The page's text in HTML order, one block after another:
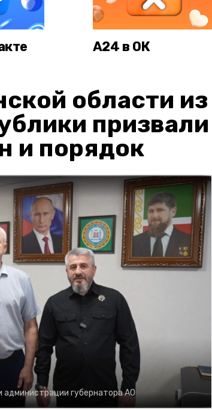
А24 в ОК
области из
призвали
и порядок
губернатора АО